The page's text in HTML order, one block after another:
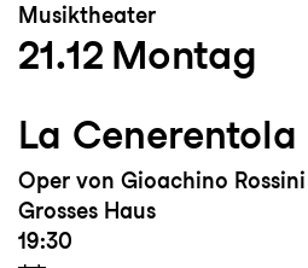
Musiktheater
21.12 Montag
La Cenerentola
Oper von Gioachino Rossini
Grosses Haus
19:30